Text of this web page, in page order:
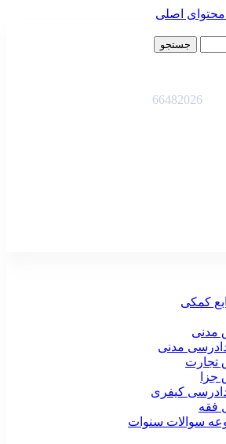
محتوای اصلی
جستجو
66482026
کمکی
مدنی
دادرسی مدنی
تجارت
دادرسی کیفری
فقه
سوالات سنوات